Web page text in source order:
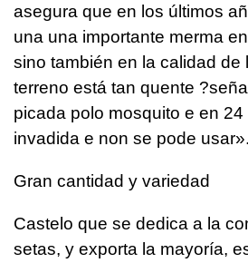
asegura que en los últimos
una una importante merma
sino también en la calidad de
terreno está tan quente
picada polo mosquito e en
invadida e non se pode usar».
Gran cantidad y variedad
Castelo que se dedica a la
setas, y exporta la mayoría,